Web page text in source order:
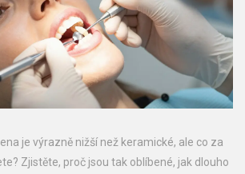
je výrazně nižší než keramické, ale co za
Zjistěte, proč jsou tak oblíbené, jak dlouho